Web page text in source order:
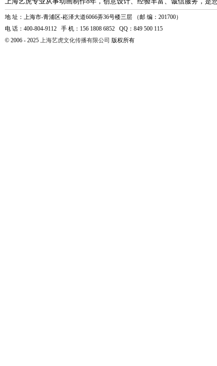
地 址：上海市-青浦区-崧泽大道6066弄36号楼三层 （邮 编：201700）
电 话：400-804-9112 手 机：156 1808 6852 QQ：849 500 115
© 2006 - 2025 上海艺虎文化传播有限公司 版权所有